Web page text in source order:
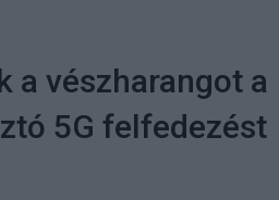
a vészharangot a
5G felfedezést